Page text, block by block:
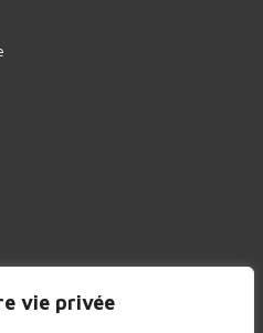
vie privée